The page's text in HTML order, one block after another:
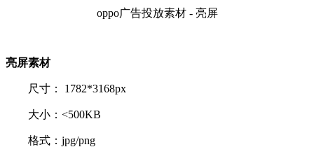
oppo广告投放素材 - 亮屏
亮屏素材
尺寸： 1782*3168px
大小：<500KB
格式：jpg/png